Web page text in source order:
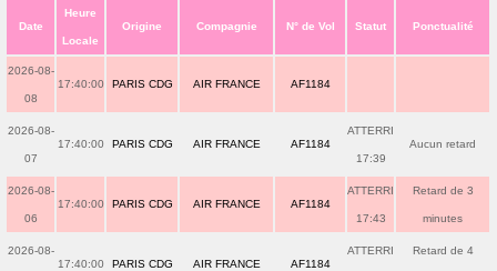
Date
Heure
Locale
Origine Compagnie N° de Vol Statut Ponctualité
2026-08-
08
17:40:00 PARIS CDG AIR FRANCE AF1184
2026-08-
07
17:40:00 PARIS CDG AIR FRANCE AF1184
ATTERRI
17:39
Aucun retard
2026-08-
06
17:40:00 PARIS CDG AIR FRANCE AF1184
ATTERRI
17:43
Retard de 3
minutes
2026-08-
17:40:00 PARIS CDG AIR FRANCE AF1184
ATTERRI Retard de 4